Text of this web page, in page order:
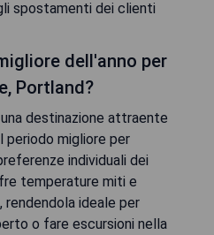
spostamenti dei clienti
dell'anno per
Portland?
destinazione attraente
migliore per
individuali dei
temperature miti e
rendendola ideale per
o fare escursioni nella